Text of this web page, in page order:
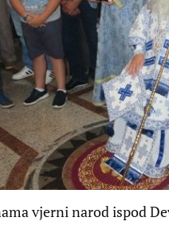
vjerni narod ispod